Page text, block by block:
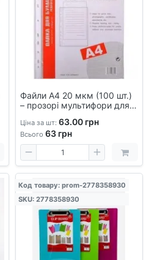
Файли А4 20 мкм (100 шт.)
– прозорі мультифори для
зберігання та презентацій
Ціна за шт: 63.00 грн
Всього 63 грн
Код товару: prom-2778358930
SKU: 2778358930